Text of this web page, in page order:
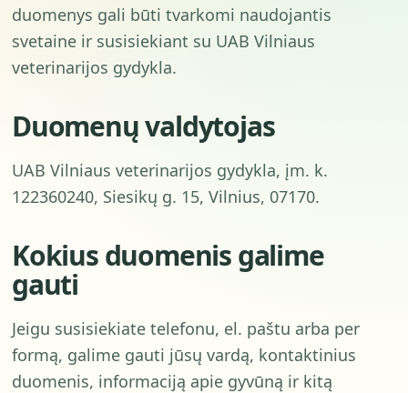
duomenys gali būti tvarkomi naudojantis
svetaine ir susisiekiant su UAB Vilniaus
veterinarijos gydykla.
Duomenų valdytojas
UAB Vilniaus veterinarijos gydykla, įm. k.
122360240, Siesikų g. 15, Vilnius, 07170.
Kokius duomenis galime
gauti
Jeigu susisiekiate telefonu, el. paštu arba per
formą, galime gauti jūsų vardą, kontaktinius
duomenis, informaciją apie gyvūną ir kitą